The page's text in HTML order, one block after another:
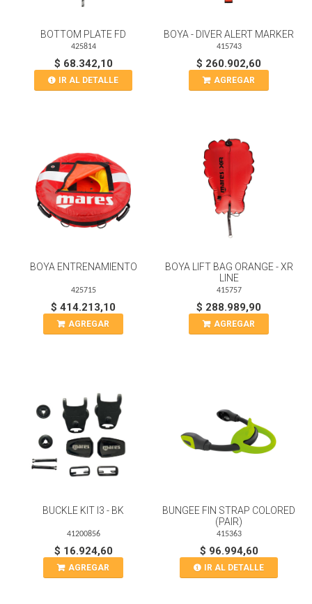
BOTTOM PLATE FD
425814
$ 68.342,10
IR AL DETALLE
BOYA - DIVER ALERT MARKER
415743
$ 260.902,60
AGREGAR
BOYA ENTRENAMIENTO
425715
$ 414.213,10
AGREGAR
BOYA LIFT BAG ORANGE - XR
LINE
415757
$ 288.989,90
AGREGAR
BUCKLE KIT I3 - BK
41200856
$ 16.924,60
AGREGAR
BUNGEE FIN STRAP COLORED
(PAIR)
415363
$ 96.994,60
IR AL DETALLE